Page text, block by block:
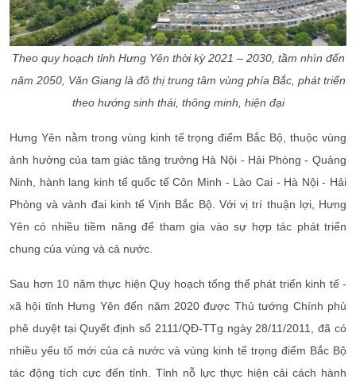
Theo quy hoạch tỉnh Hưng Yên thời kỳ 2021 – 2030, tầm nhìn đến
năm 2050, Văn Giang là đô thị trung tâm vùng phía Bắc, phát triển
theo hướng sinh thái, thông minh, hiện đại
Hưng Yên nằm trong vùng kinh tế trọng điểm Bắc Bộ, thuộc vùng
ảnh hưởng của tam giác tăng trưởng Hà Nội - Hải Phòng - Quảng
Ninh, hành lang kinh tế quốc tế Côn Minh - Lào Cai - Hà Nội - Hải
Phòng và vành đai kinh tế Vịnh Bắc Bộ. Với vị trí thuận lợi, Hưng
Yên có nhiều tiềm năng để tham gia vào sự hợp tác phát triển
chung của vùng và cả nước.
Sau hơn 10 năm thực hiện Quy hoạch tổng thể phát triển kinh tế -
xã hội tỉnh Hưng Yên đến năm 2020 được Thủ tướng Chính phủ
phê duyệt tại Quyết định số 2111/QĐ-TTg ngày 28/11/2011, đã có
nhiều yếu tố mới của cả nước và vùng kinh tế trọng điểm Bắc Bộ
tác động tích cực đến tỉnh. Tỉnh nỗ lực thực hiện cải cách hành